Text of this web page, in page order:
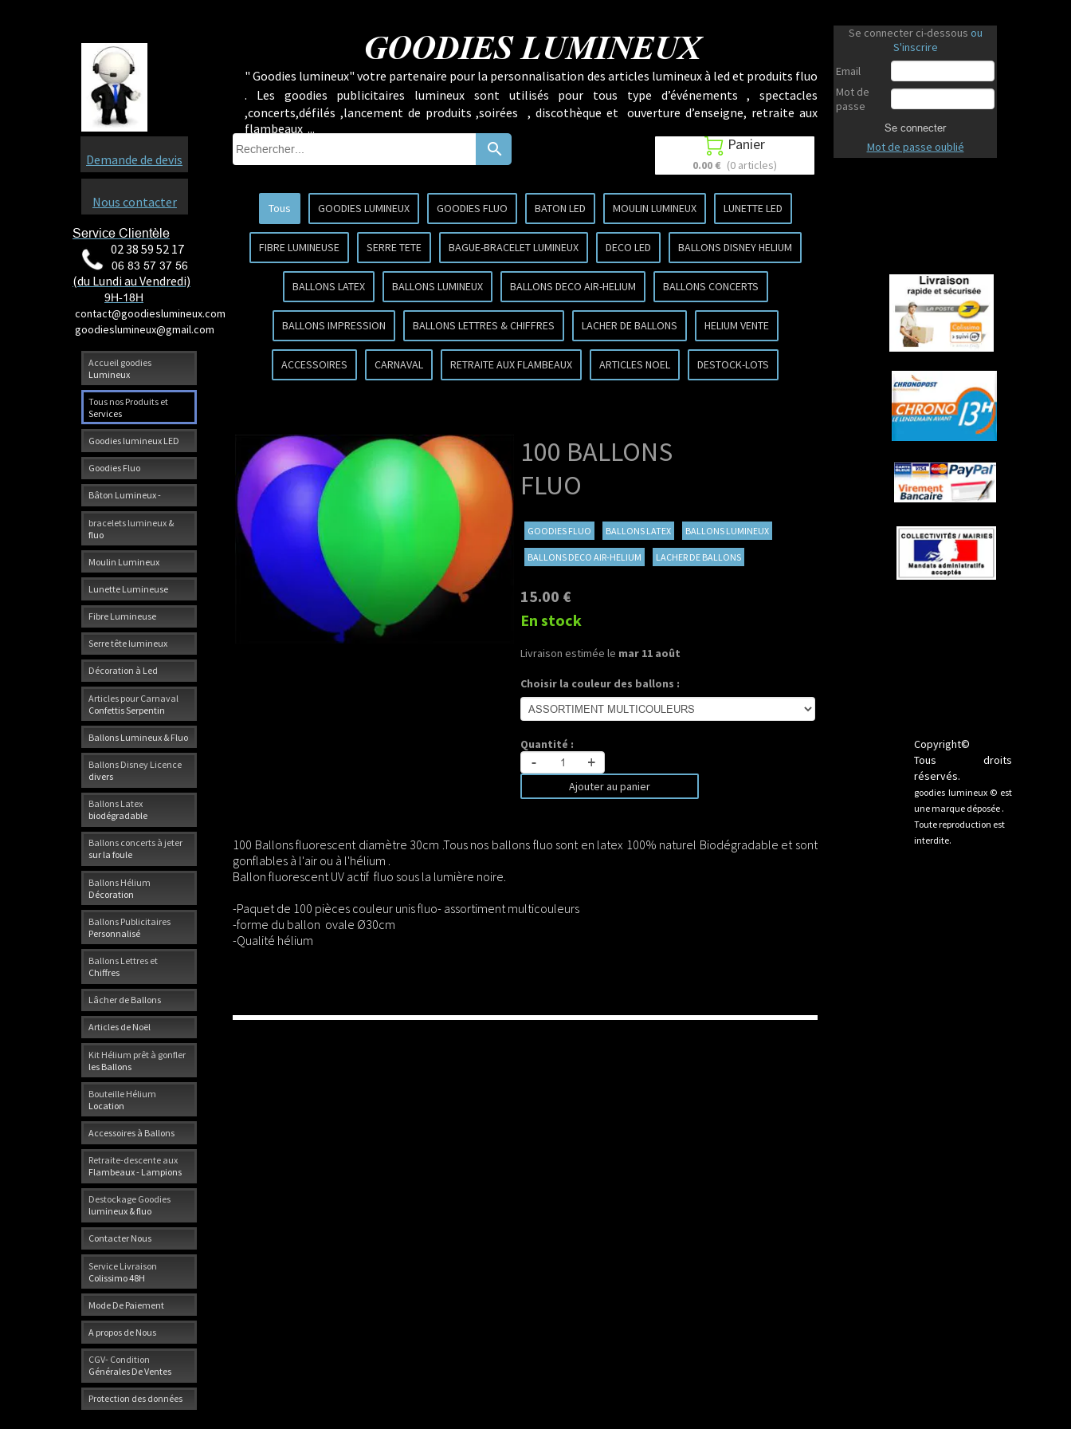
Accueil goodies
Lumineux
Tous nos Produits et
Services
Goodies lumineux LED
Goodies Fluo
Bâton Lumineux -
bracelets lumineux &
fluo
Moulin Lumineux
Lunette Lumineuse
Fibre Lumineuse
Serre tête lumineux
Décoration à Led
Articles pour Carnaval
Confettis Serpentin
Ballons Lumineux & Fluo
Ballons Disney Licence
divers
Ballons Latex
biodégradable
Ballons concerts à jeter
sur la foule
Ballons Hélium
Décoration
Ballons Publicitaires
Personnalisé
Ballons Lettres et
Chiffres
Lâcher de Ballons
Articles de Noël
Kit Hélium prêt à gonfler
les Ballons
Bouteille Hélium
Location
Accessoires à Ballons
Retraite-descente aux
Flambeaux - Lampions
Destockage Goodies
lumineux & fluo
Contacter Nous
Service Livraison
Colissimo 48H
Mode De Paiement
A propos de Nous
CGV- Condition
Générales De Ventes
Protection des données
GOODIES LUMINEUX
Copyright©
Tous droits
réservés.
goodies lumineux © est
une marque déposée .
Toute reproduction est
interdite.
Se connecter ci-dessous ou
S'inscrire
Email
Mot de
passe
Se connecter
Mot de passe oublié
Service Clientèle
02 38 59 52 17
06 83 57 37 56
(du Lundi au Vendredi)
9H-18H
contact@goodieslumineux.com
goodieslumineux@gmail.com
Demande de devis
Nous contacter
" Goodies lumineux" votre partenaire pour la personnalisation des articles lumineux à led et produits fluo
. Les goodies publicitaires lumineux sont utilisés pour tous type d’événements , spectacles
,concerts,défilés ,lancement de produits ,soirées , discothèque et ouverture d’enseigne, retraite aux
flambeaux ...
search  Panier
0.00 € (0 articles)
Tous GOODIES LUMINEUX GOODIES FLUO BATON LED MOULIN LUMINEUX LUNETTE LED
FIBRE LUMINEUSE SERRE TETE BAGUE-BRACELET LUMINEUX DECO LED BALLONS DISNEY HELIUM
BALLONS LATEX BALLONS LUMINEUX BALLONS DECO AIR-HELIUM BALLONS CONCERTS
BALLONS IMPRESSION BALLONS LETTRES & CHIFFRES LACHER DE BALLONS HELIUM VENTE
ACCESSOIRES CARNAVAL RETRAITE AUX FLAMBEAUX ARTICLES NOEL DESTOCK-LOTS
100 BALLONS
FLUO
GOODIES FLUO BALLONS LATEX BALLONS LUMINEUX
BALLONS DECO AIR-HELIUM LACHER DE BALLONS
15.00 €
En stock
Livraison estimée le mar 11 août
Choisir la couleur des ballons :
Quantité :
- +
Ajouter au panier
100 Ballons fluorescent diamètre 30cm .Tous nos ballons fluo sont en latex 100% naturel Biodégradable et sont
gonflables à l'air ou à l'hélium .
Ballon fluorescent UV actif fluo sous la lumière noire.
-Paquet de 100 pièces couleur unis fluo- assortiment multicouleurs
-forme du ballon ovale Ø30cm
-Qualité hélium